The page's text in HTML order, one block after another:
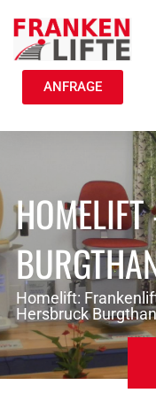
ANFRAGE
Homelift:
Hersbruck